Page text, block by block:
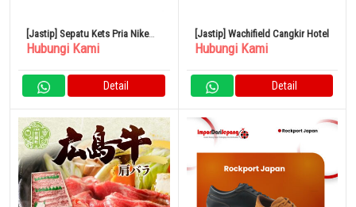
[Jastip] Sepatu Kets Pria Nike
Air Humara QS 31cm Hitam Perak
Hubungi Kami
Detail
[Jastip] Wachifield Cangkir Hotel
Hubungi Kami
Detail